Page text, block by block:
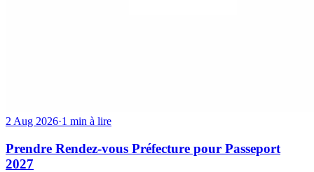
2 Aug 2026·1 min à lire
Prendre Rendez-vous Préfecture pour Passeport
2027